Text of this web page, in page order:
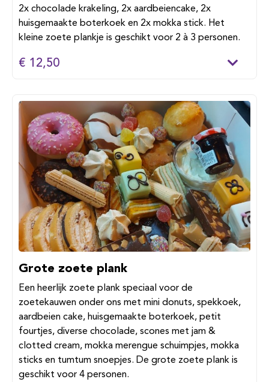
2x chocolade krakeling, 2x aardbeiencake, 2x
huisgemaakte boterkoek en 2x mokka stick. Het
kleine zoete plankje is geschikt voor 2 à 3 personen.
€ 12,50
Grote zoete plank
Een heerlijk zoete plank speciaal voor de
zoetekauwen onder ons met mini donuts, spekkoek,
aardbeien cake, huisgemaakte boterkoek, petit
fourtjes, diverse chocolade, scones met jam &
clotted cream, mokka merengue schuimpjes, mokka
sticks en tumtum snoepjes. De grote zoete plank is
geschikt voor 4 personen.